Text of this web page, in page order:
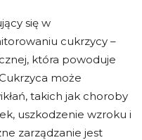
się w
cukrzycy –
która powoduje
może
takich jak choroby
uszkodzenie wzroku i
zarządzanie jest